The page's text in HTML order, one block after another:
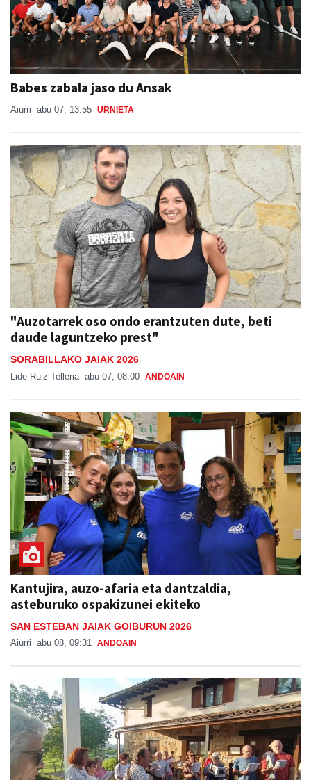
Babes zabala jaso du Ansak
Aiurri abu 07, 13:55 URNIETA
"Auzotarrek oso ondo erantzuten dute, beti
daude laguntzeko prest"
SORABILLAKO JAIAK 2026
Lide Ruiz Telleria abu 07, 08:00 ANDOAIN
Kantujira, auzo-afaria eta dantzaldia,
asteburuko ospakizunei ekiteko
SAN ESTEBAN JAIAK GOIBURUN 2026
Aiurri abu 08, 09:31 ANDOAIN